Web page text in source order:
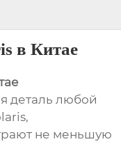
в Китае
деталь любой
не меньшую